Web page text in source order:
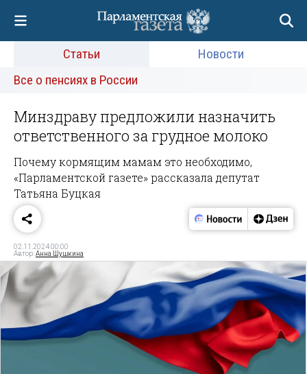
Статьи
Новости
Все о пенсиях в России
Минздраву предложили назначить
ответственного за грудное молоко
Почему кормящим мамам это необходимо,
«Парламентской газете» рассказала депутат
Татьяна Буцкая
02.11.2024 00:00
Автор:Анна Шушкина